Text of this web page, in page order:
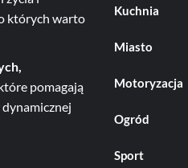
których warto
pomagają
Kuchnia
Miasto
Motoryzacja
Ogród
Sport